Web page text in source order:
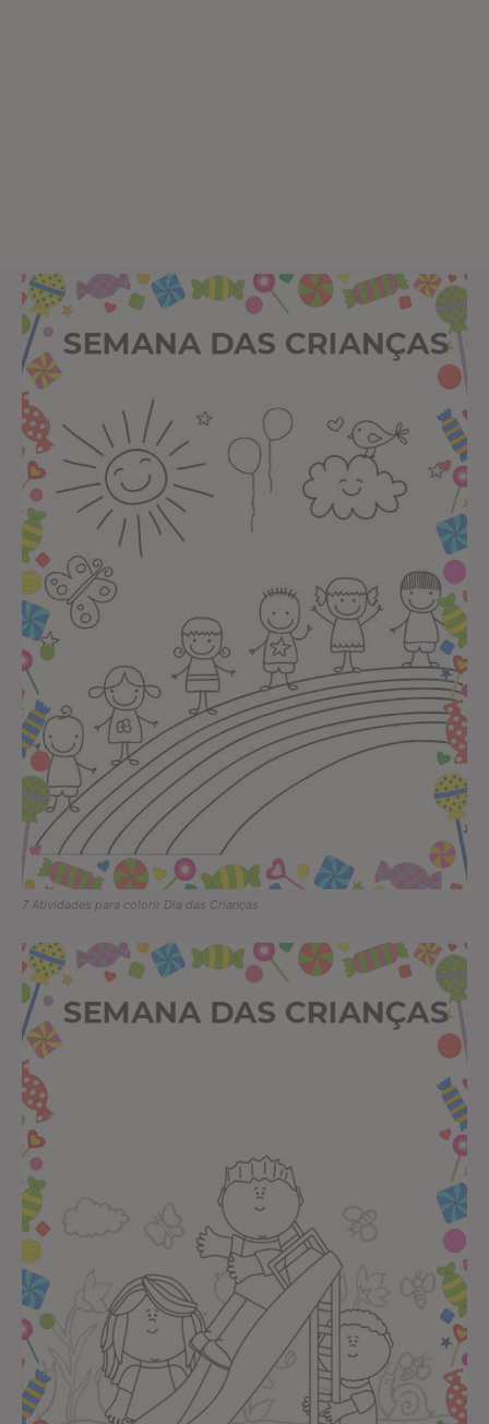
7 Atividades para colorir Dia das Crianças